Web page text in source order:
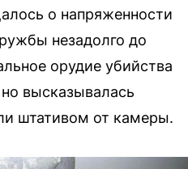
о напряженности
незадолго до
орудие убийства
высказывалась
штативом от камеры.